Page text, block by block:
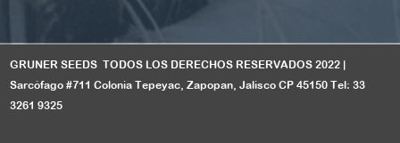
GRUNER SEEDS TODOS LOS DERECHOS RESERVADOS 2022 |
Sarcófago #711 Colonia Tepeyac, Zapopan, Jalisco CP 45150 Tel: 33
3261 9325